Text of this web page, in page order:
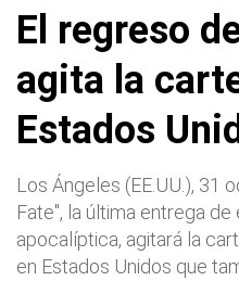
El regreso
agita la
Estados
Los Ángeles (EE.UU.), 31
Fate", la última entrega
apocalíptica, agitará la
en Estados Unidos que